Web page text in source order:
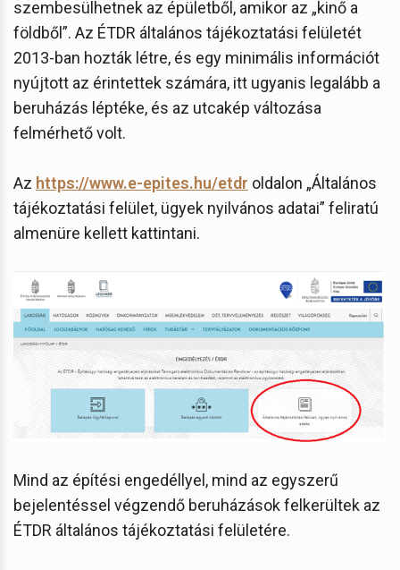
szembesülhetnek az épületből, amikor az „kinő a
földből”. Az ÉTDR általános tájékoztatási felületét
2013-ban hozták létre, és egy minimális információt
nyújtott az érintettek számára, itt ugyanis legalább a
beruházás léptéke, és az utcakép változása
felmérhető volt.
Az https://www.e-epites.hu/etdr oldalon „Általános
tájékoztatási felület, ügyek nyilvános adatai” feliratú
almenüre kellett kattintani.
Mind az építési engedéllyel, mind az egyszerű
bejelentéssel végzendő beruházások felkerültek az
ÉTDR általános tájékoztatási felületére.